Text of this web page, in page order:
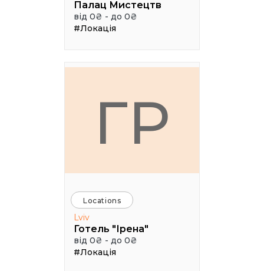
Палац Мистецтв
від 0₴ - до 0₴
#Локація
ГР
Locations
Lviv
Готель "Ірена"
від 0₴ - до 0₴
#Локація